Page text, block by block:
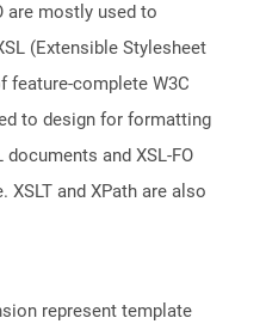
are mostly used to
(Extensible Stylesheet
feature-complete W3C
to design for formatting
documents and XSL-FO
XSLT and XPath are also
represent template